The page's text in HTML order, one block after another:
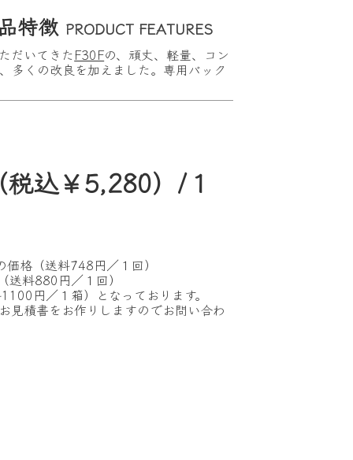
特徴 PRODUCT FEATURES
だいてきたF30Fの、頑丈、軽量、コン
多くの改良を加えました。専用バック
税込￥5,280）/１
格（送料748円／１回）
料880円／１回）
円／１箱）となっております。
見積書をお作りしますのでお問い合わ